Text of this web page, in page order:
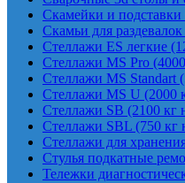
Скамейки и
Скамьи для
Стеллажи ES легкие
Стеллажи MS Pro
Стеллажи MS Standart
Стеллажи MS U (2000
Стеллажи SB (2100 кг
Стеллажи SBL (750 кг
Стеллажи для
Стулья подкатные
Тележки